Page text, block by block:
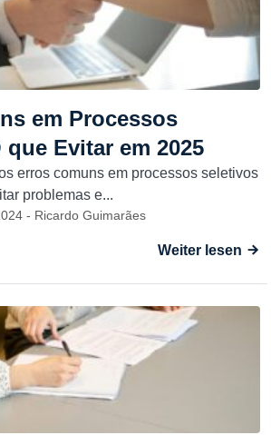
em Processos
Evitar em 2025
erros comuns em processos seletivos
problemas e...
- Ricardo Guimarães
Weiter lesen